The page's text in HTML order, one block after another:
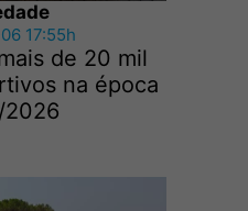
17:55h
de 20 mil
na época